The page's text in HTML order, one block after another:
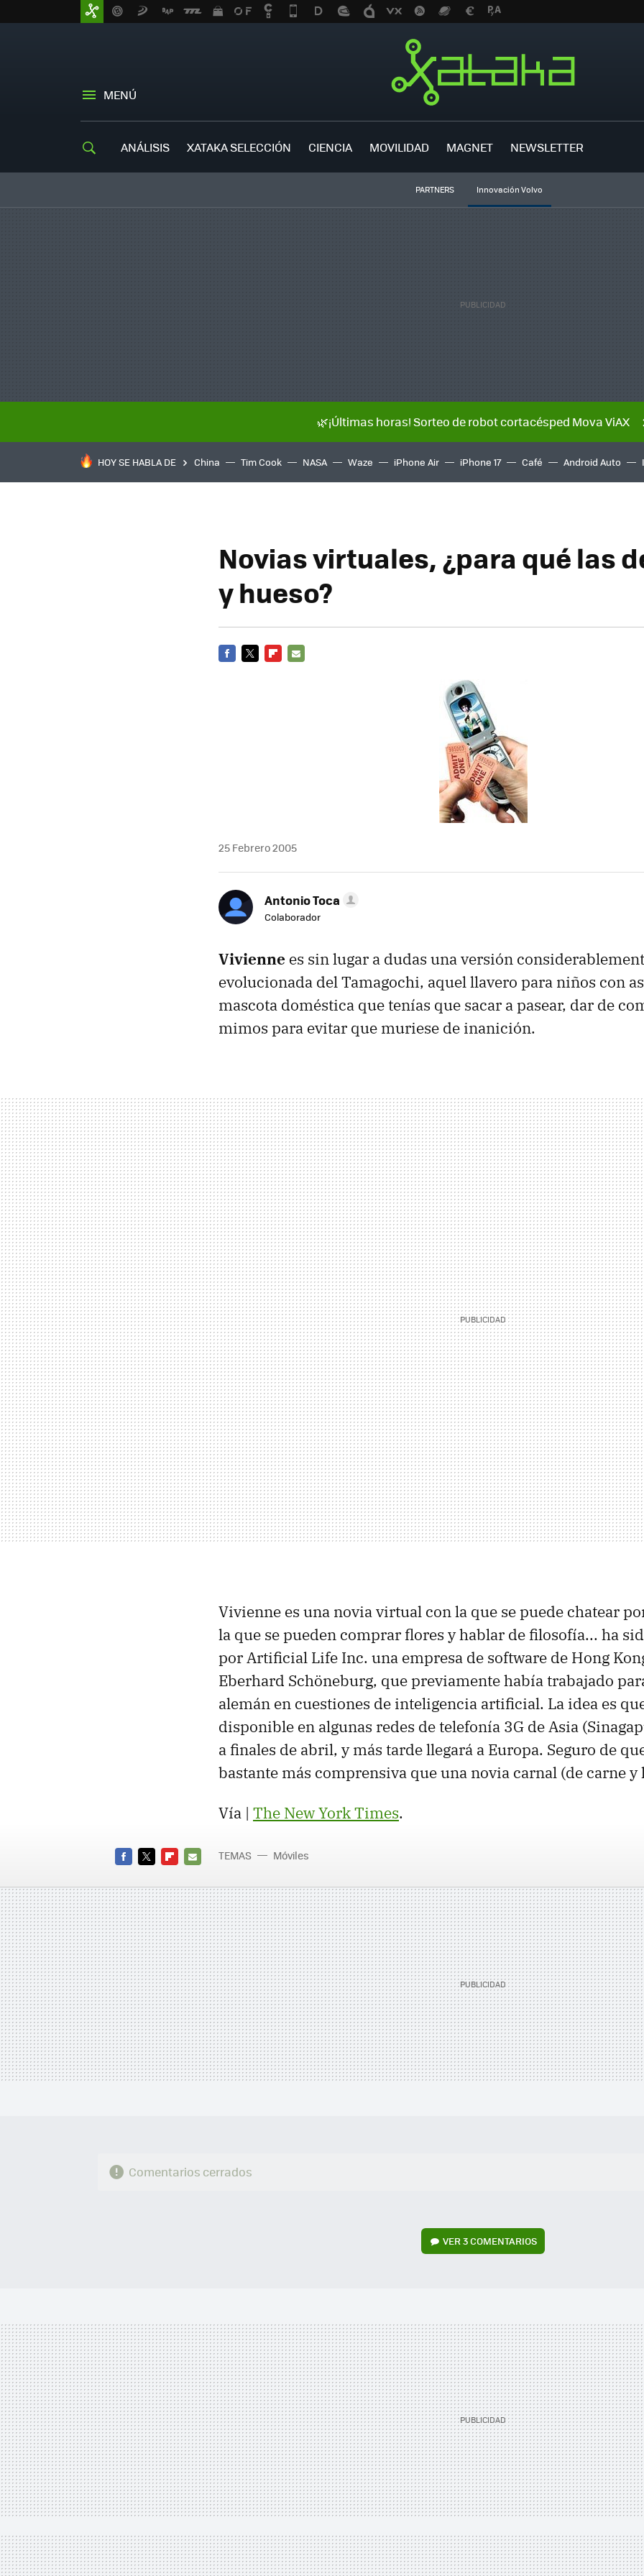
MENÚ
ANÁLISIS XATAKA SELECCIÓN CIENCIA MOVILIDAD MAGNET NEWSLETTER
PARTNERS Innovación Volvo
🌿¡Últimas horas! Sorteo de robot cortacésped Mova ViAX
HOY SE HABLA DE China Tim Cook NASA Waze iPhone Air iPhone 17 Café Android Auto
Novias virtuales, ¿para qué las
y hueso?
25 Febrero 2005
Antonio Toca
Colaborador
Vivienne es sin lugar a dudas una versión
evolucionada del Tamagochi, aquel llavero para niños con
mascota doméstica que tenías que sacar a pasear, dar de
mimos para evitar que muriese de inanición.
Vivienne es una novia virtual con la que se puede chatear
la que se pueden comprar flores y hablar de filosofía... ha
por Artificial Life Inc. una empresa de software de Hong
Eberhard Schöneburg, que previamente había trabajado
alemán en cuestiones de inteligencia artificial. La idea es
disponible en algunas redes de telefonía 3G de Asia
a finales de abril, y más tarde llegará a Europa. Seguro de
bastante más comprensiva que una novia carnal (de carne y
Vía | The New York Times.
MAIL
TEMAS Móviles
Comentarios cerrados
VER3 COMENTARIOS